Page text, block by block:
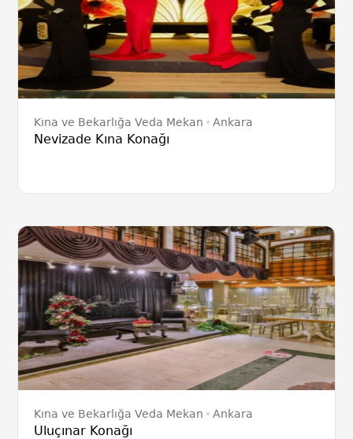
Kına ve Bekarlığa Veda Mekan Ankara
Nevizade Kına Konağı
Kına ve Bekarlığa Veda Mekan Ankara
Uluçınar Konağı